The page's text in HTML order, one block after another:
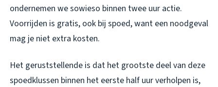
ondernemen we sowieso binnen twee uur actie.
Voorrijden is gratis, ook bij spoed, want een noodgeval
mag je niet extra kosten.
Het geruststellende is dat het grootste deel van deze
spoedklussen binnen het eerste half uur verholpen is,